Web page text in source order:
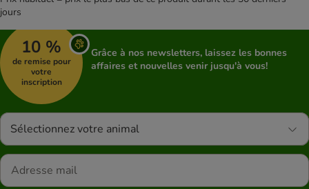
jours
10 %
de remise pour
votre
inscription
Grâce à nos newsletters, laissez les bonnes
affaires et nouvelles venir jusqu'à vous!
Sélectionnez votre animal